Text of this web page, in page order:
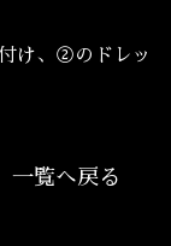
け、②のドレッ
一覧へ戻る